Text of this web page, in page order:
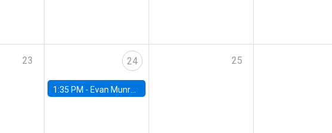
23 24
1:35 PM - Evan Munro, Neyman Visiting Assistant Professor in the Department of Statistics at UC Berkeley
25